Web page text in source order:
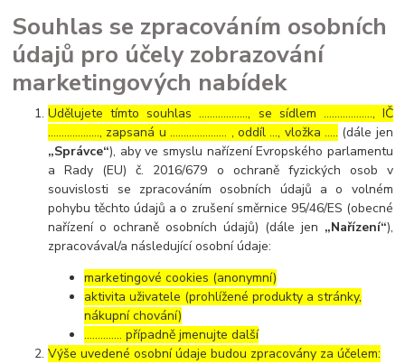
Souhlas se zpracováním osobních
údajů pro účely zobrazování
marketingových nabídek
Udělujete tímto souhlas ……………..., se sídlem ………………, IČ
………………., zapsaná u ………………… , oddíl …, vložka ….. (dále jen
„Správce“), aby ve smyslu nařízení Evropského parlamentu
a Rady (EU) č. 2016/679 o ochraně fyzických osob v
souvislosti se zpracováním osobních údajů a o volném
pohybu těchto údajů a o zrušení směrnice 95/46/ES (obecné
nařízení o ochraně osobních údajů) (dále jen „Nařízení“),
zpracovával/a následující osobní údaje:
marketingové cookies (anonymní)
aktivita uživatele (prohlížené produkty a stránky,
nákupní chování)
………….. případně jmenujte další
Výše uvedené osobní údaje budou zpracovány za účelem: